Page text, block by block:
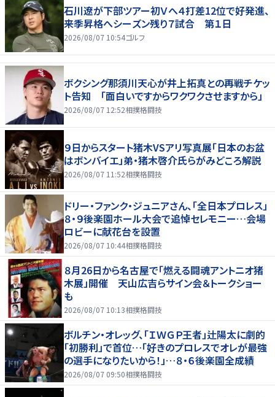
石川遼が下部ツアー初Ｖへ４打差12位で好発進、
来季昇格へシーズン残り７試合 第１日
2026/08/07 10:54ゴルフ
ボクシング那須川天心が井上拓真との再戦チケッ
ト告知 「面白いですからワクワクさせますから」
2026/08/07 12:52相撲格闘技
９日からスタート猪木VSアリ写真展「日本のお盆
はボンバイエ」弟・猪木啓介氏らがみどころ解説
2026/08/07 11:52相撲格闘技
ドリー・ファンク・ジュニアさん、「全日本プロレス」
８・９後楽園ホール大会で追悼セレモニー…会場
ロビーに献花台を設置
2026/08/07 10:44相撲格闘技
８月26日から名古屋で「燃える闘魂アントニオ猪
木展」開催 天山広吉らサイン会＆トークショー
も
2026/08/07 10:13相撲格闘技
ボルチン・オレッグ、「ＩＷＧＰ王者」辻陽太に劇的
「初勝利」で首位…「好きのプロレスでオレが最強
の選手になりたいから！」…８・６後楽園全成績
2026/08/07 09:50相撲格闘技